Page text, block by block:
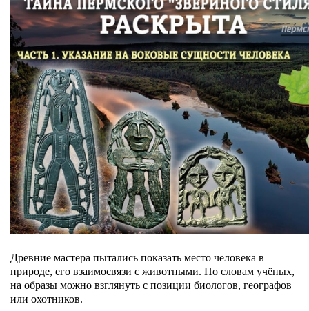
Древние мастера пытались показать место человека в
природе, его взаимосвязи с животными. По словам учёных,
на образы можно взглянуть с позиции биологов, географов
или охотников.